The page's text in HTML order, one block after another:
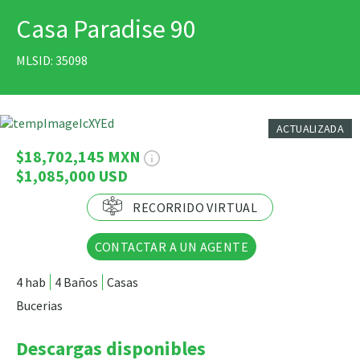
Casa Paradise 90
MLSID: 35098
ACTUALIZADA
56 Fotos
$18,702,145 MXN
$1,085,000 USD
RECORRIDO VIRTUAL
Tour
CONTACTAR A UN AGENTE
4 hab 4 Baños Casas
Bucerias
Descargas disponibles
IMPRIMIR